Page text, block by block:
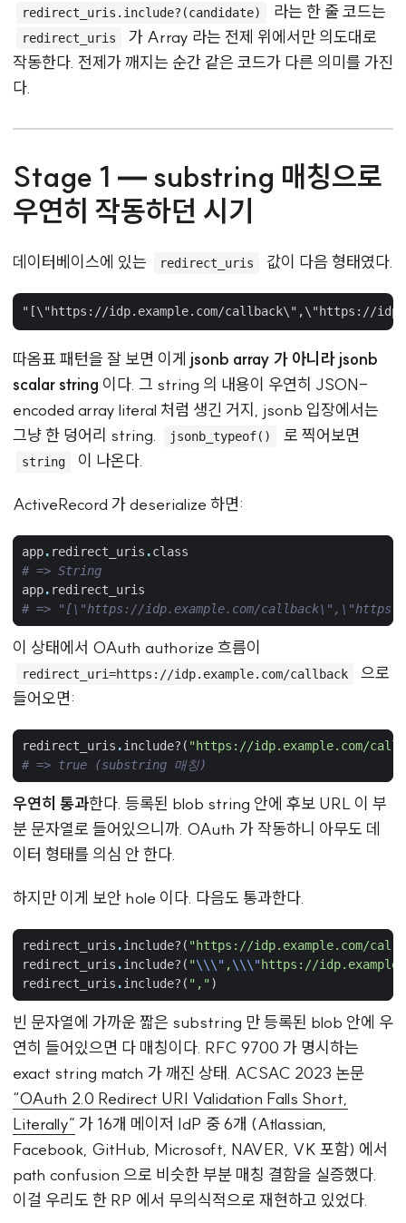
redirect_uris.include?(candidate) 라는 한 줄 코드는
redirect_uris
가 Array 라는 전제 위에서만 의도대로
작동한다. 전제가 깨지는 순간 같은 코드가 다른 의미를 가진
다.
Stage 1 — substring 매칭으로
우연히 작동하던 시기
데이터베이스에 있는 redirect_uris 값이 다음 형태였다.
따옴표 패턴을 잘 보면 이게 jsonb array 가 아니라 jsonb
scalar string 이다. 그 string 의 내용이 우연히 JSON-
encoded array literal 처럼 생긴 거지, jsonb 입장에서는
그냥 한 덩어리 string.
jsonb_typeof() 로 찍어보면
string 이 나온다.
ActiveRecord 가 deserialize 하면:
app. redirect_uris .class
# => String
app. redirect_uris
# => "[\"https://idp.example.com/
이 상태에서 OAuth authorize 흐름이
redirect_uri=https://idp.example.com/callback
으로
들어오면:
redirect_uris .include? ( "https://idp.example.com/
# => true (substring 매칭)
우연히 통과한다. 등록된 blob string 안에 후보 URL 이 부
분 문자열로 들어있으니까. OAuth 가 작동하니 아무도 데
이터 형태를 의심 안 한다.
하지만 이게 보안 hole 이다. 다음도 통과한다.
redirect_uris .include? ( "https://idp.example.com/cal"
redirect_uris .include? ( "\\\" ,\\\"https://
redirect_uris .include? ( ",")
빈 문자열에 가까운 짧은 substring 만 등록된 blob 안에 우
연히 들어있으면 다 매칭이다. RFC 9700 가 명시하는
exact string match 가 깨진 상태. ACSAC 2023 논문
“OAuth 2.0 Redirect URI Validation Falls Short,
Literally” 가 16개 메이저 IdP 중 6개 (Atlassian,
Facebook, GitHub, Microsoft, NAVER, VK 포함) 에서
path confusion 으로 비슷한 부분 매칭 결함을 실증했다.
이걸 우리도 한 RP 에서 무의식적으로 재현하고 있었다.